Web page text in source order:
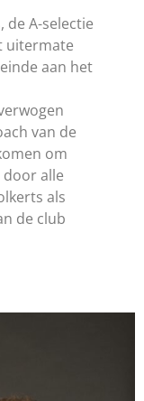
de A-selectie
uitermate
aan het
van de
om
alle
als
de club